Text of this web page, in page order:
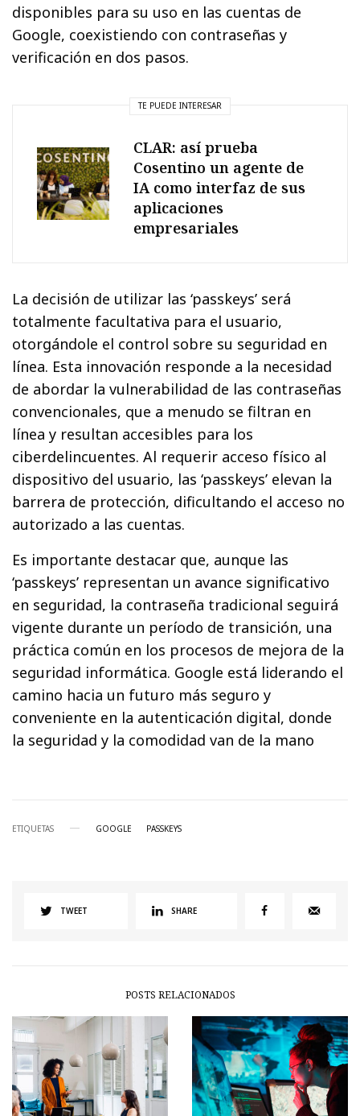
disponibles para su uso en las cuentas de
Google, coexistiendo con contraseñas y
verificación en dos pasos.
TE PUEDE INTERESAR
CLAR: así prueba
Cosentino un agente de
IA como interfaz de sus
aplicaciones
empresariales
La decisión de utilizar las ‘passkeys’ será
totalmente facultativa para el usuario,
otorgándole el control sobre su seguridad en
línea. Esta innovación responde a la necesidad
de abordar la vulnerabilidad de las contraseñas
convencionales, que a menudo se filtran en
línea y resultan accesibles para los
ciberdelincuentes. Al requerir acceso físico al
dispositivo del usuario, las ‘passkeys’ elevan la
barrera de protección, dificultando el acceso no
autorizado a las cuentas.
Es importante destacar que, aunque las
‘passkeys’ representan un avance significativo
en seguridad, la contraseña tradicional seguirá
vigente durante un período de transición, una
práctica común en los procesos de mejora de la
seguridad informática. Google está liderando el
camino hacia un futuro más seguro y
conveniente en la autenticación digital, donde
la seguridad y la comodidad van de la mano
ETIQUETAS GOOGLE PASSKEYS
TWEET SHARE
POSTS RELACIONADOS